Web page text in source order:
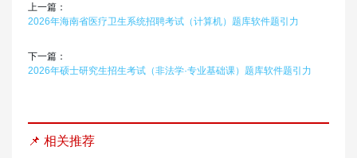
上一篇：
2026年海南省医疗卫生系统招聘考试（计算机）题库软件题引力
下一篇：
2026年硕士研究生招生考试（非法学·专业基础课）题库软件题引力
📌 相关推荐